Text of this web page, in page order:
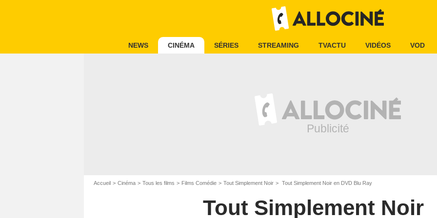
NEWS CINÉMA SÉRIES STREAMING TVACTU VIDÉOS VOD
Accueil Cinéma Tous les films Films Comédie Tout Simplement Noir Tout Simplement Noir en DVD Blu Ray
Tout Simplement Noir